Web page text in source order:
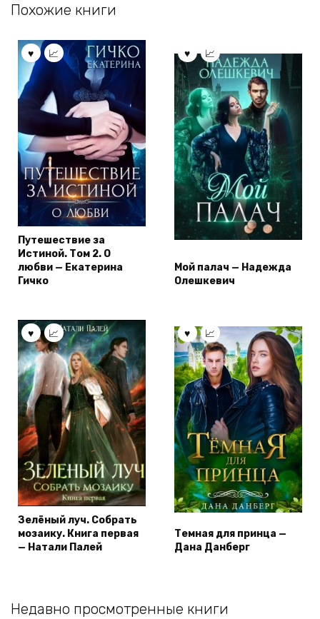
Похожие книги
Путешествие за
Истиной. Том 2. О
любви — Екатерина
Гичко
Мой палач — Надежда
Олешкевич
Зелёный луч. Собрать
мозаику. Книга первая
— Натали Палей
Темная для принца —
Дана Данберг
Недавно просмотренные книги